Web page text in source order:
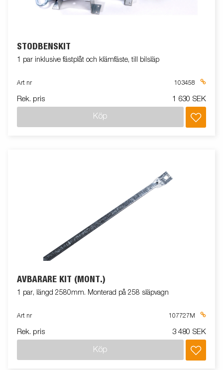
STÖDBENSKIT
1 par inklusive fästplåt och klämfäste, till bilsläp
Art nr 103458
Rek. pris 1 630 SEK
Köp
AVBÄRARE KIT (MONT.)
1 par, längd 2580mm. Monterad på 258 släpvagn
Art nr 107727M
Rek. pris 3 480 SEK
Köp